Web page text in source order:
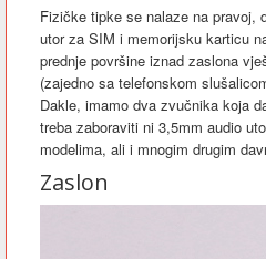
Fizičke tipke se nalaze na pravoj,
utor za SIM i memorijsku karticu
prednje površine iznad zaslona
(zajedno sa telefonskom
Dakle, imamo dva zvučnika koja
treba zaboraviti ni 3,5mm audio
modelima, ali i mnogim drugim
Zaslon